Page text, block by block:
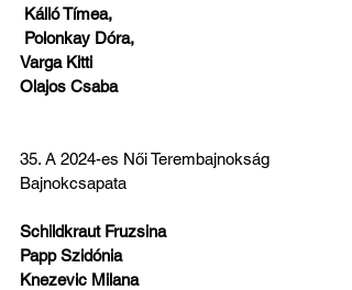
Kálló Tímea,
Polonkay Dóra,
Varga Kitti
Olajos Csaba
35. A 2024-es Női Terembajnokság
Bajnokcsapata
Schildkraut Fruzsina
Papp Szidónia
Knezevic Milana